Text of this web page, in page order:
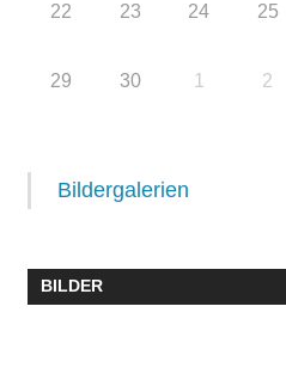
22 23 24 25
29 30 1 2
Bildergalerien
BILDER